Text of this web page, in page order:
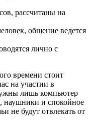
рассчитаны на
общение ведется
лично с
времени стоит
на участии в
лишь компьютер
наушники и спокойное
не будут отвлекать от